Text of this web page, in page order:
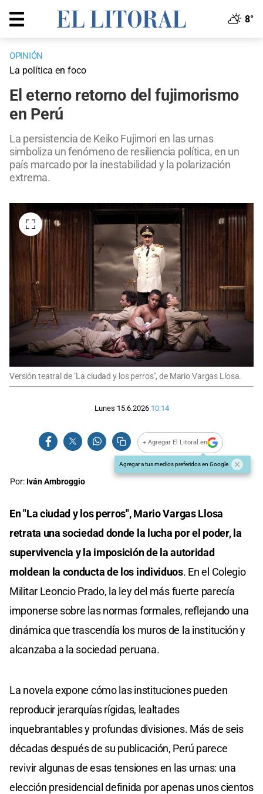
8°
OPINIÓN
La política en foco
El eterno retorno del fujimorismo
en Perú
La persistencia de Keiko Fujimori en las urnas
simboliza un fenómeno de resiliencia política, en un
país marcado por la inestabilidad y la polarización
extrema.
Versión teatral de "La ciudad y los perros", de Mario Vargas Llosa.
Lunes 15.6.2026 10:14
+ Agregar El Litoral en
Agregar a tus medios preferidos en Google
Por: Iván Ambroggio
En "La ciudad y los perros", Mario Vargas Llosa
retrata una sociedad donde la lucha por el poder, la
supervivencia y la imposición de la autoridad
moldean la conducta de los individuos. En el Colegio
Militar Leoncio Prado, la ley del más fuerte parecía
imponerse sobre las normas formales, reflejando una
dinámica que trascendía los muros de la institución y
alcanzaba a la sociedad peruana.
La novela expone cómo las instituciones pueden
reproducir jerarquías rígidas, lealtades
inquebrantables y profundas divisiones. Más de seis
décadas después de su publicación, Perú parece
revivir algunas de esas tensiones en las urnas: una
elección presidencial definida por apenas unos cientos